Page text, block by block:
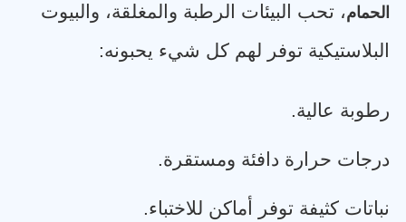
الحمام، تحب البيئات الرطبة والمغلقة، والبيوت
البلاستيكية توفر لهم كل شيء يحبونه:
رطوبة عالية.
درجات حرارة دافئة ومستقرة.
نباتات كثيفة توفر أماكن للاختباء.